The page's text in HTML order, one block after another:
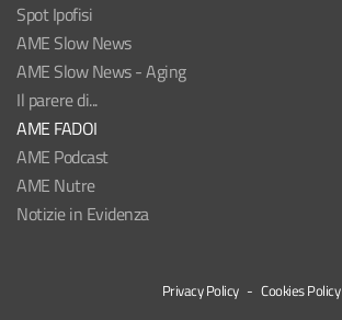
Spot Ipofisi
AME Slow News
AME Slow News - Aging
Il parere di...
AME FADOI
AME Podcast
AME Nutre
Notizie in Evidenza
Privacy Policy-Cookies Policy